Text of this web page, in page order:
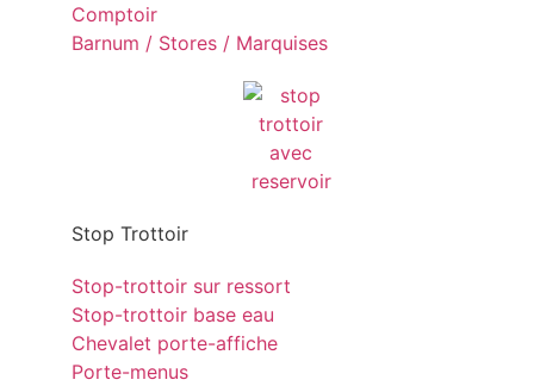
Comptoir
Barnum / Stores / Marquises
Stop Trottoir
Stop-trottoir sur ressort
Stop-trottoir base eau
Chevalet porte-affiche
Porte-menus